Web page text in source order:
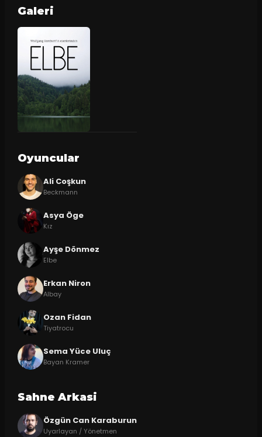
Galeri
Oyuncular
Ali Coşkun
Beckmann
Asya Öge
Kız
Ayşe Dönmez
Elbe
Erkan Niron
Albay
Ozan Fidan
Tiyatrocu
Sema Yüce Uluç
Bayan Kramer
Sahne Arkasi
Özgün Can Karaburun
Uyarlayan / Yönetmen